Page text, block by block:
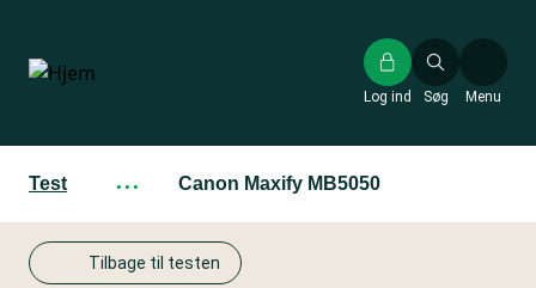
hovedindhold
Søg
Log ind Menu
Test ··· Canon Maxify MB5050
Tilbage til testen